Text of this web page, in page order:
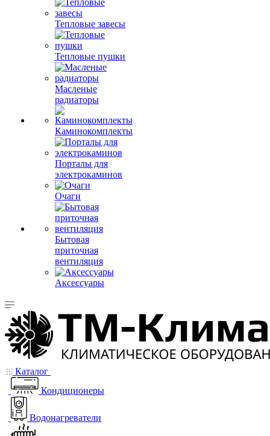
Тепловые завесы
Тепловые пушки
Масленые
радиаторы
Каминокомплекты
Порталы для
электрокаминов
Очаги
Бытовая
приточная
вентиляция
Аксессуары
Каталог
Кондиционеры
Водонагреватели